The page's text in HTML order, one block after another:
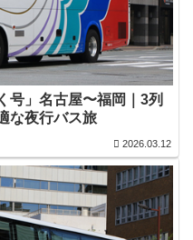
号」名古屋〜福岡｜3列
な夜行バス旅
2026.03.12